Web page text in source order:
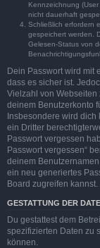
Kennzeichnung
nicht dauerhaft
Schließlich erfordern
gespeichert werden.
Gelesen-Status von
Dein Passwort wird mit
dass es sicher ist.
Vielzahl von Webseiten
deinem Benutzerkonto
Insbesondere wird
ein Dritter
Passwort vergessen
Passwort vergessen“
deinem
ein neu generiertes
Board zugreifen kannst.
GESTATTUNG DER
Du gestattest dem
spezifizierten Daten zu
können.